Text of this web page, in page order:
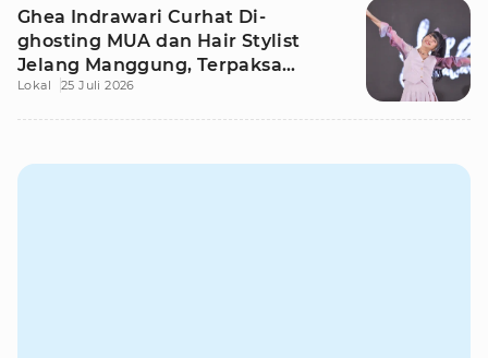
Ghea Indrawari Curhat Di-
ghosting MUA dan Hair Stylist
Jelang Manggung, Terpaksa
Dandan Sendiri
Lokal 25 Juli 2026